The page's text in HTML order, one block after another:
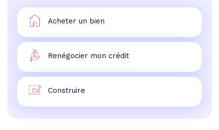
Acheter un bien
Renégocier mon crédit
Construire